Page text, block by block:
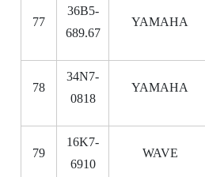
77
36B5-
689.67
YAMAHA
78
34N7-
0818
YAMAHA
79
16K7-
6910
WAVE